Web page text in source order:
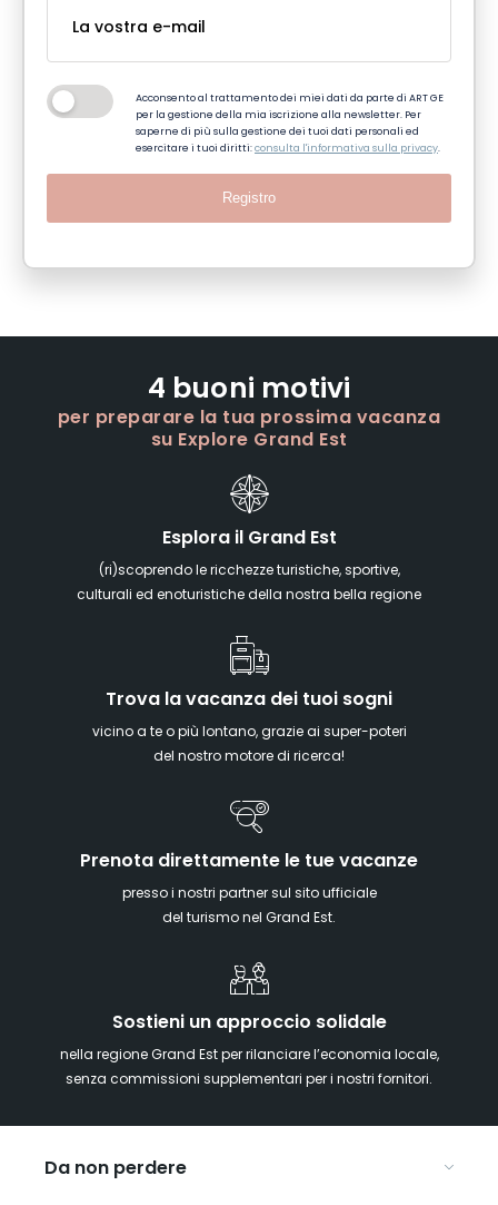
Acconsento al trattamento dei miei dati da parte di ART GE
per la gestione della mia iscrizione alla newsletter. Per
saperne di più sulla gestione dei tuoi dati personali ed
esercitare i tuoi diritti:consulta l'informativa sulla privacy.
Registro
4 buoni motivi
per preparare la tua prossima vacanza
su Explore Grand Est
Esplora il Grand Est
(ri)scoprendo le ricchezze turistiche, sportive,
culturali ed enoturistiche della nostra bella regione
Trova la vacanza dei tuoi sogni
vicino a te o più lontano, grazie ai super-poteri
del nostro motore di ricerca!
Prenota direttamente le tue vacanze
presso i nostri partner sul sito ufficiale
del turismo nel Grand Est.
Sostieni un approccio solidale
nella regione Grand Est per rilanciare l’economia locale,
senza commissioni supplementari per i nostri fornitori.
Da non perdere